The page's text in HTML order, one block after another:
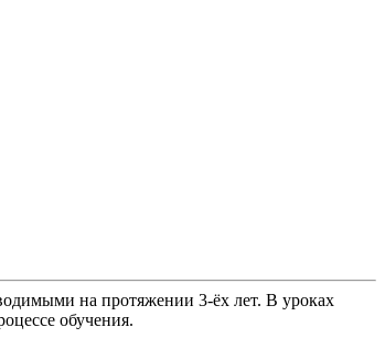
на протяжении 3-ёх лет. В уроках
обучения.